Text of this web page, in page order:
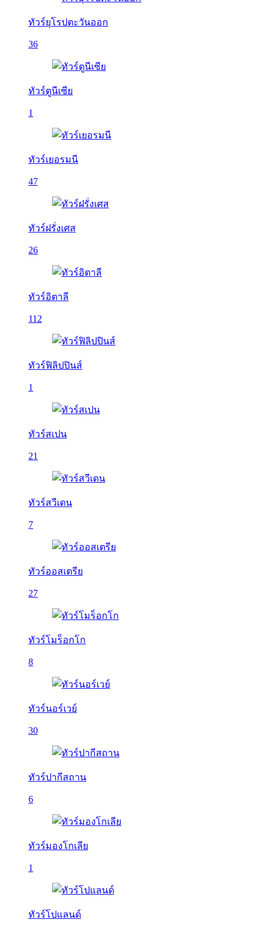
ทัวร์ยุโรปตะวันออก
36
ทัวร์ตูนีเซีย
1
ทัวร์เยอรมนี
47
ทัวร์ฝรั่งเศส
26
ทัวร์อิตาลี
112
ทัวร์ฟิลิปปินส์
1
ทัวร์สเปน
21
ทัวร์สวีเดน
7
ทัวร์ออสเตรีย
27
ทัวร์โมร็อกโก
8
ทัวร์นอร์เวย์
30
ทัวร์ปากีสถาน
6
ทัวร์มองโกเลีย
1
ทัวร์โปแลนด์